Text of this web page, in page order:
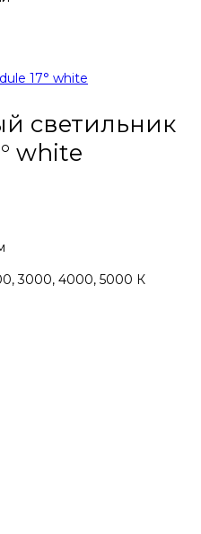
светильник
white
3000, 4000, 5000 К